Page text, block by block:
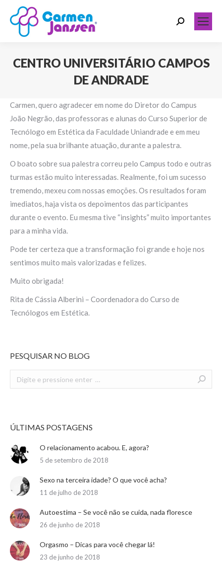
Search:
CENTRO UNIVERSITÁRIO CAMPOS
DE ANDRADE
Carmen, quero agradecer em nome do Diretor do Campus
João Negrão, das professoras e alunas do Curso Superior de
Tecnólogo em Estética da Faculdade Uniandrade e em meu
nome, pela sua brilhante atuação, durante a palestra.
O boato sobre sua palestra correu pelo Campus todo e outras
turmas estão muito interessadas. Realmente, foi um sucesso
tremendo, mexeu com nossas emoções. Os resultados foram
imediatos, haja vista os depoimentos das participantes
durante o evento. Eu mesma tive “insights” muito importantes
para a minha vida.
Pode ter certeza que a transformação foi grande e hoje nos
sentimos muito mais valorizadas e felizes.
Muito obrigada!
Rita de Cássia Alberini – Coordenadora do Curso de
Tecnólogos em Estética.
PESQUISAR NO BLOG
Search:
ÚLTIMAS POSTAGENS
O relacionamento acabou. E, agora?
5 de setembro de 2018
Sexo na terceira idade? O que você acha?
11 de julho de 2018
Autoestima – Se você não se cuida, nada floresce
26 de junho de 2018
Orgasmo – Dicas para você chegar lá!
23 de junho de 2018